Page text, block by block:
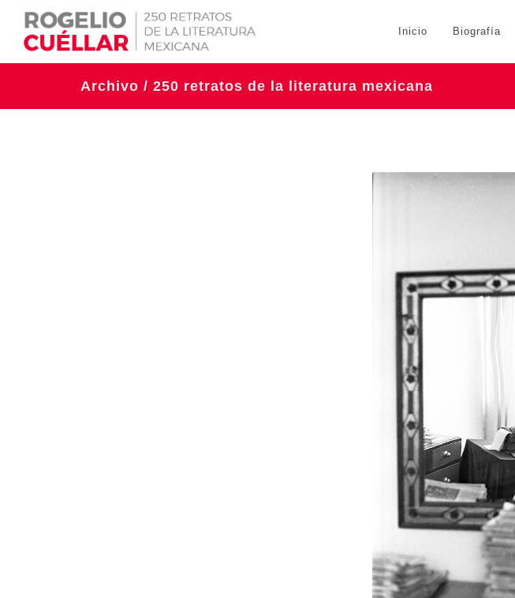
Inicio Biografía
Archivo / 250 retratos de la literatura mexicana